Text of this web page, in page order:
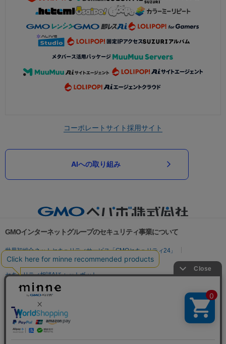
コーポレートサイト採用サイト
AIへの取り組み
GMOインターネットグループのセキュリティ事業について
世界初総合ネットセキュリティサービス「GMOセキュリティ24」
パスワード漏洩診断
Webサイトリスク診断
セキュリティ相談AIチャットボット
実在証明・盗聴対策
サイバー攻撃対策（GMO Flatt Security）
セキュリティ事業の軌跡